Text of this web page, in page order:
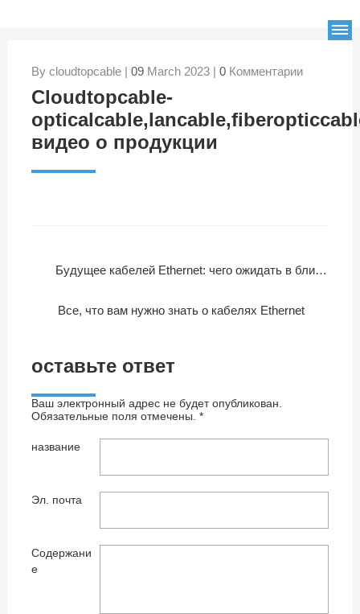
By cloudtopcable | 09March 2023 | 0Комментарии
Cloudtopcable-
видео о продукции
Будущее кабелей Ethernet: чего ожидать в ближайшие годы
Все, что вам нужно знать о кабелях Ethernet
оставьте ответ
Ваш электронный адрес не будет опубликован.
Обязательные поля отмечены. *
название
Эл. почта
Содержани
е